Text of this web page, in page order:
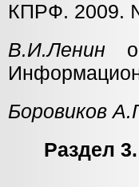
КПРФ. 2009.
В.И.Ленин
Боровиков
Раздел